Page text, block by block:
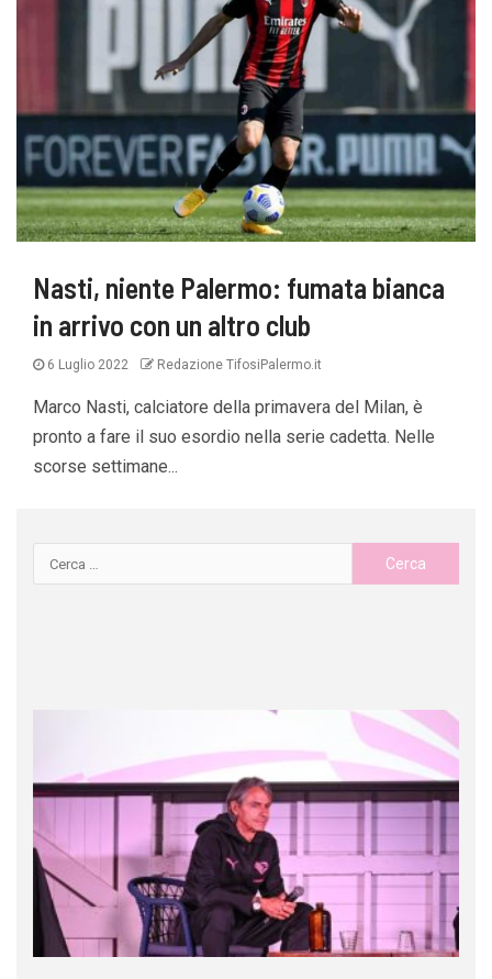
Nasti, niente Palermo: fumata bianca
in arrivo con un altro club
6 Luglio 2022 Redazione TifosiPalermo.it
Marco Nasti, calciatore della primavera del Milan, è
pronto a fare il suo esordio nella serie cadetta. Nelle
scorse settimane...